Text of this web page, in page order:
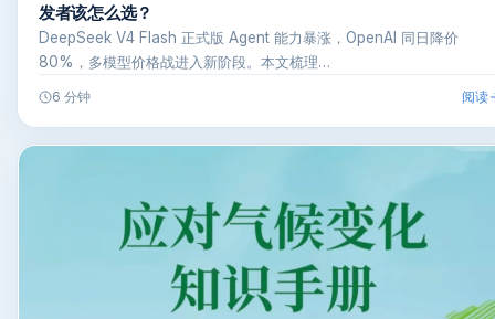
发者该怎么选？
DeepSeek V4 Flash 正式版 Agent 能力暴涨，OpenAI 同日降价
80%，多模型价格战进入新阶段。本文梳理…
6 分钟 阅读